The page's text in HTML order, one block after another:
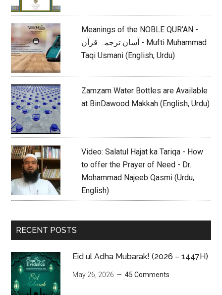
Meanings of the NOBLE QUR’AN -
آسان ترجمہ قرآن - Mufti Muhammad
Taqi Usmani (English, Urdu)
Zamzam Water Bottles are Available
at BinDawood Makkah (English, Urdu)
Video: Salatul Hajat ka Tariqa - How
to offer the Prayer of Need - Dr.
Mohammad Najeeb Qasmi (Urdu,
English)
RECENT POSTS
Eid ul Adha Mubarak! (2026 – 1447H)
May 26, 2026 45 Comments